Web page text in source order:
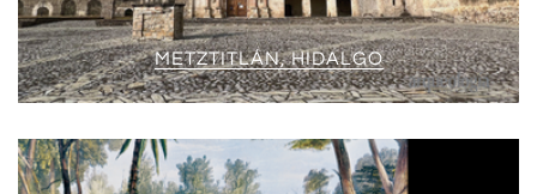
METZTITLÁN, HIDALGO